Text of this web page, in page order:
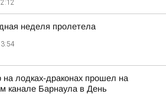
неделя пролетела
на лодках-драконах прошел на
канале Барнаула в День